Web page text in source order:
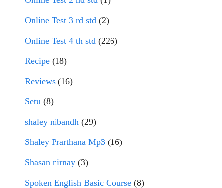
Online Test 3 rd std (2)
Online Test 4 th std (226)
Recipe (18)
Reviews (16)
Setu (8)
shaley nibandh (29)
Shaley Prarthana Mp3 (16)
Shasan nirnay (3)
Spoken English Basic Course (8)